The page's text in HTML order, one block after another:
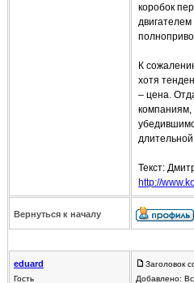
коробок
К
хотя
– цена.
Текст:
http://
Вернуться к началу
eduard
Гость
Заголовок
Добавлено: